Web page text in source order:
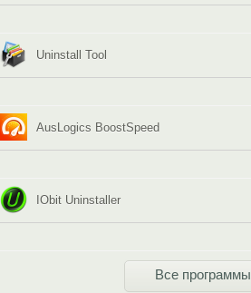
Uninstall Tool
AusLogics BoostSpeed
IObit Uninstaller
Все программы